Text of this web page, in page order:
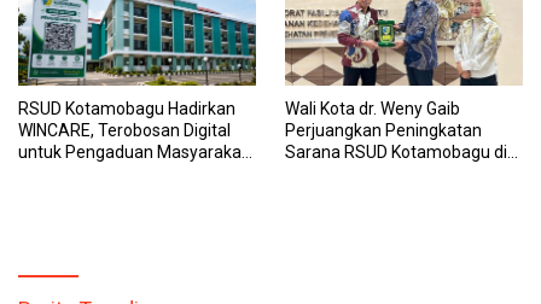
RSUD Kotamobagu Hadirkan
WINCARE, Terobosan Digital
untuk Pengaduan Masyarakat
Wali Kota dr. Weny Gaib
Perjuangkan Peningkatan
Sarana RSUD Kotamobagu di